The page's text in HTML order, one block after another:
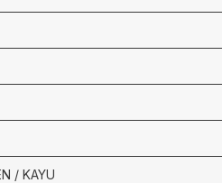
/ KAYU